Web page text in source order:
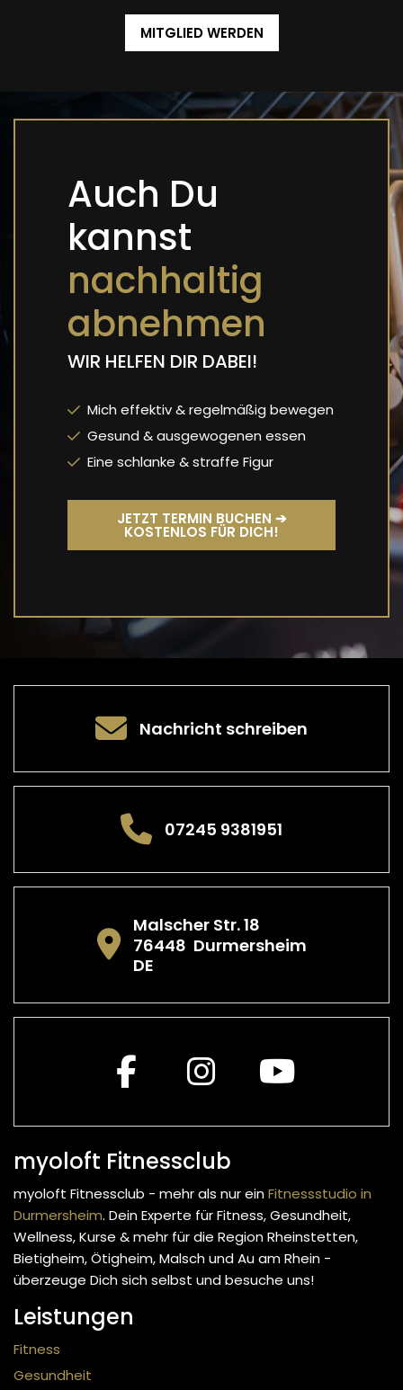
MITGLIED WERDEN
Auch Du
kannst
nachhaltig
abnehmen
WIR HELFEN DIR DABEI!
Mich effektiv & regelmäßig bewegen
Gesund & ausgewogenen essen
Eine schlanke & straffe Figur
JETZT TERMIN BUCHEN ➔
KOSTENLOS FÜR DICH!
Nachricht schreiben
07245 9381951
Malscher Str. 18
76448 Durmersheim
DE
myoloft Fitnessclub
myoloft Fitnessclub - mehr als nur einFitnessstudio in
Durmersheim. Dein Experte für Fitness, Gesundheit,
Wellness, Kurse & mehr für die Region Rheinstetten,
Bietigheim, Ötigheim, Malsch und Au am Rhein -
überzeuge Dich sich selbst und besuche uns!
Leistungen
Fitness
Gesundheit